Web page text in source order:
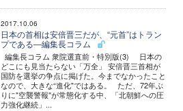
2017.10.06
日本の首相は安倍晋三だが、“元首”はトラン
プである―編集長コラム
編集長コラム 衆院選直前・特別版(3) 日本の
どこにも見当たらない「万全」 安倍晋三首相が
国防を選挙の争点に掲げた。今までなかったこと
なので、大きな“進化"ではある。 ただ、72年ぶ
りに"空襲警報"が常態化する中、「北朝鮮への圧
力強化継続」...